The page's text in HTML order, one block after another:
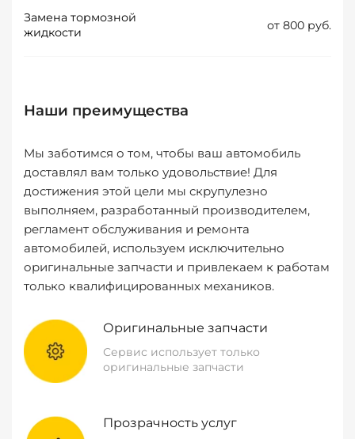
Замена тормозной
жидкости
от 800 руб.
Наши преимущества
Мы заботимся о том, чтобы ваш автомобиль
доставлял вам только удовольствие! Для
достижения этой цели мы скрупулезно
выполняем, разработанный производителем,
регламент обслуживания и ремонта
автомобилей, используем исключительно
оригинальные запчасти и привлекаем к работам
только квалифицированных механиков.
Оригинальные запчасти
Сервис использует только
оригинальные запчасти
Прозрачность услуг